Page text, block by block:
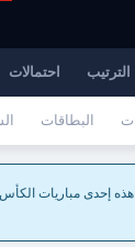
الترتيب احتمالات
البطاقات